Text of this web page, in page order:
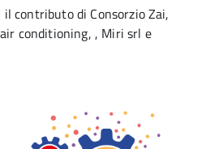
contributo di Consorzio Zai,
conditioning, , Miri srl e